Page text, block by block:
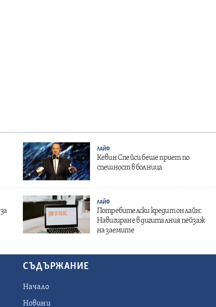
ЛАЙФ
Кевин Спейси беше приет по
спешност в болница
ЛАЙФ
Потребителски кредит онлайн:
Навигиране в дигиталния пейзаж
на заемите
СЪДЪРЖАНИЕ
Начало
Новини